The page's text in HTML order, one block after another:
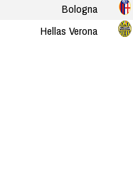
Bologna
Hellas Verona